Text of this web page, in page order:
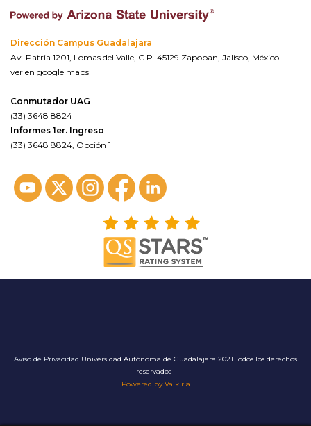
Dirección Campus Guadalajara
Av. Patria 1201, Lomas del Valle, C.P. 45129 Zapopan, Jalisco, México.
ver en google maps
Conmutador UAG
(33) 3648 8824
Informes 1er. Ingreso
(33) 3648 8824, Opción 1
Aviso de Privacidad Universidad Autónoma de Guadalajara 2021 Todos los derechos
reservados
Powered by Valkiria